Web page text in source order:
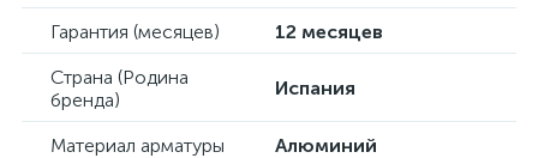
Гарантия (месяцев)
12 месяцев
Страна (Родина
бренда)
Испания
Материал арматуры
Алюминий